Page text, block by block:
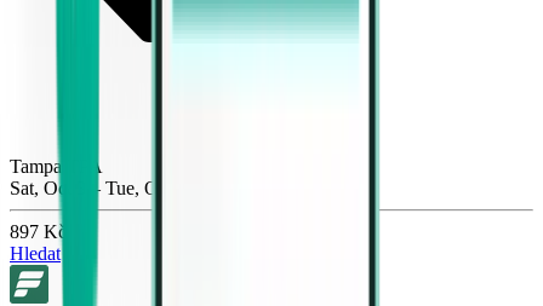
Tampa TPA
Sat, Oct 3 – Tue, Oct 6
897 Kč
Hledat